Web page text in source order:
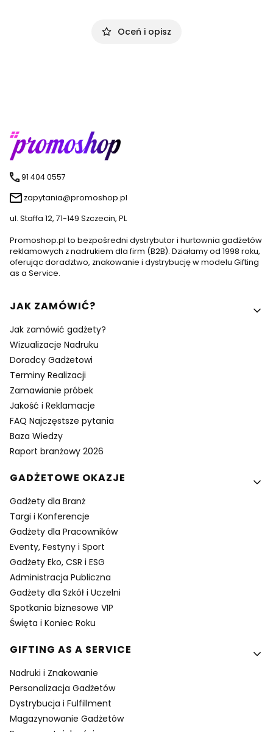
Oceń i opisz
91 404 0557
zapytania@promoshop.pl
ul. Staffa 12, 71-149 Szczecin, PL
Promoshop.pl to bezpośredni dystrybutor i hurtownia gadżetów
reklamowych z nadrukiem dla firm (B2B). Działamy od 1998 roku,
oferując doradztwo, znakowanie i dystrybucję w modelu Gifting
as a Service.
Linki w stopce
JAK ZAMÓWIĆ?
Jak zamówić gadżety?
Wizualizacje Nadruku
Doradcy Gadżetowi
Terminy Realizacji
Zamawianie próbek
Jakość i Reklamacje
FAQ Najczęstsze pytania
Baza Wiedzy
Raport branżowy 2026
GADŻETOWE OKAZJE
Gadżety dla Branż
Targi i Konferencje
Gadżety dla Pracowników
Eventy, Festyny i Sport
Gadżety Eko, CSR i ESG
Administracja Publiczna
Gadżety dla Szkół i Uczelni
Spotkania biznesowe VIP
Święta i Koniec Roku
GIFTING AS A SERVICE
Nadruki i Znakowanie
Personalizacja Gadżetów
Dystrybucja i Fulfillment
Magazynowanie Gadżetów